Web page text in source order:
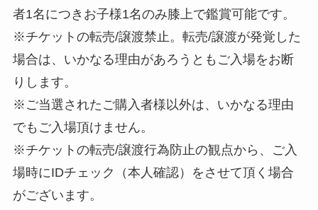
者1名につきお子様1名のみ膝上で鑑賞可能です。
※チケットの転売/譲渡禁止。転売/譲渡が発覚した
場合は、いかなる理由があろうともご入場をお断
りします。
※ご当選されたご購入者様以外は、いかなる理由
でもご入場頂けません。
※チケットの転売/譲渡行為防止の観点から、ご入
場時にIDチェック（本人確認）をさせて頂く場合
がございます。